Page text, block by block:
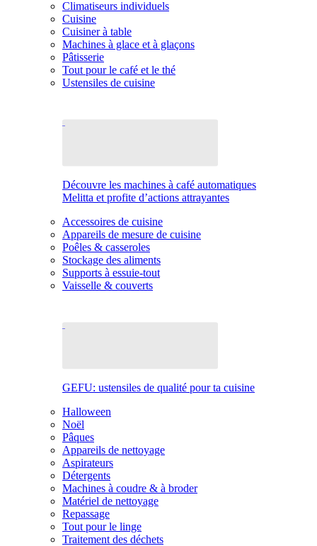
Climatiseurs individuels
Cuisine
Cuisiner à table
Machines à glace et à glaçons
Pâtisserie
Tout pour le café et le thé
Ustensiles de cuisine
Découvre les machines à café automatiques
Melitta et profite d’actions attrayantes
Accessoires de cuisine
Appareils de mesure de cuisine
Poêles & casseroles
Stockage des aliments
Supports à essuie-tout
Vaisselle & couverts
GEFU: ustensiles de qualité pour ta cuisine
Halloween
Noël
Pâques
Appareils de nettoyage
Aspirateurs
Détergents
Machines à coudre & à broder
Matériel de nettoyage
Repassage
Tout pour le linge
Traitement des déchets